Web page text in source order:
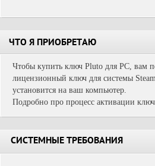
ЧТО Я ПРИОБРЕТАЮ
Чтобы купить ключ Pluto для PC, вам
лицензионный ключ для системы
установится на ваш компьютер.
Подробно про процесс активации
СИСТЕМНЫЕ ТРЕБОВАНИЯ